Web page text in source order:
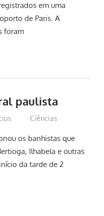
em uma
de Paris. A
foram
paulista
Ciências
os banhistas que
Ilhabela e outras
da tarde de 2